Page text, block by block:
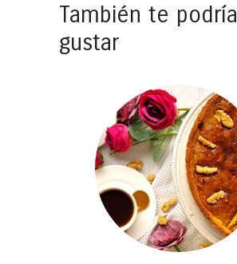
También te podría
gustar